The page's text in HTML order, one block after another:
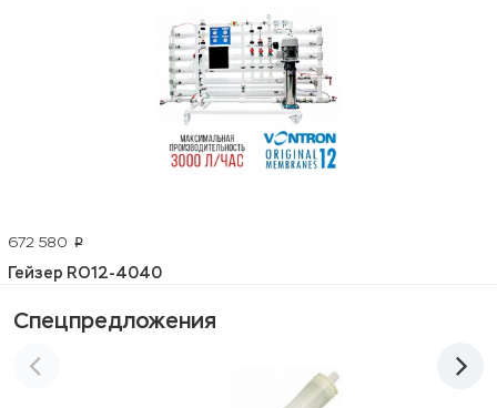
672 580 p
Гейзер RO12-4040
Спецпредложения